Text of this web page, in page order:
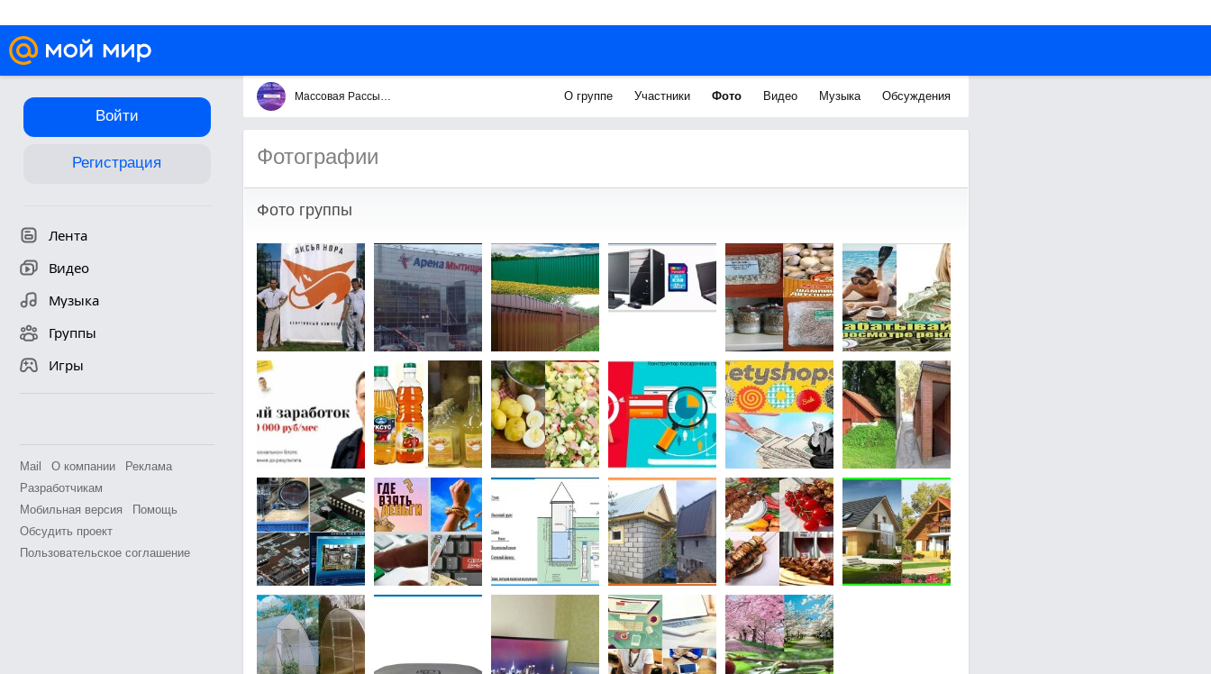
Войти
Регистрация
Лента
Видео
Музыка
Группы
Игры
Mail О компании
Реклама
Разработчикам
Мобильная версия
Помощь
Обсудить проект
Пользовательское соглашение
Массовая Рассылка Сообщений О группе Участники Фото Видео Музыка Обсуждения
Фотографии
Фото группы